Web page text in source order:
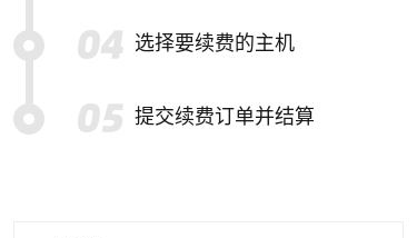
选择要续费的主机
提交续费订单并结算